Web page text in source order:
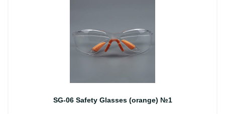
SG-06 Safety Glasses (orange) №1